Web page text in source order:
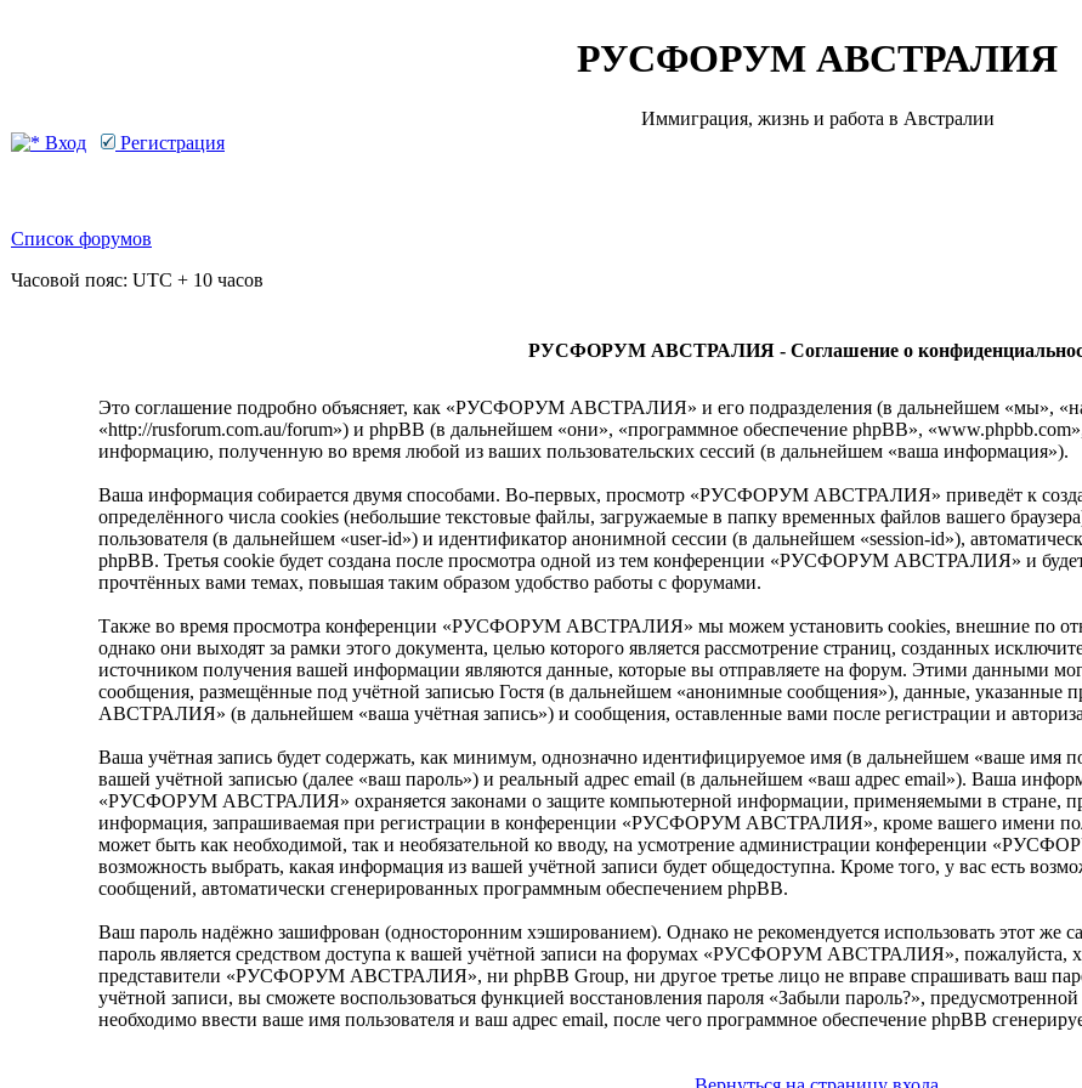
РУСФОРУМ АВСТРАЛИЯ
Иммиграция, жизнь и работа в Австралии
Вход
Регистрация
Список форумов
Часовой пояс: UTC + 10 часов
РУСФОРУМ АВСТРАЛИЯ - Соглашение о
Это соглашение подробно объясняет, как «РУСФОРУМ АВСТРАЛИЯ» и его подразделения (в дальнейшем
«http://rusforum.com.au/forum») и phpBB (в дальнейшем «они», «программное обеспечение phpBB»,
информацию, полученную во время любой из ваших пользовательских сессий (в дальнейшем «ваша информация»).
Ваша информация собирается двумя способами. Во-первых, просмотр «РУСФОРУМ АВСТРАЛИЯ» приведёт к
определённого числа cookies (небольшие текстовые файлы, загружаемые в папку временных файлов вашего
пользователя (в дальнейшем «user-id») и идентификатор анонимной сессии (в дальнейшем «session-id»),
phpBB. Третья cookie будет создана после просмотра одной из тем конференции «РУСФОРУМ АВСТРАЛИЯ» и
прочтённых вами темах, повышая таким образом удобство работы с форумами.
Также во время просмотра конференции «РУСФОРУМ АВСТРАЛИЯ» мы можем установить cookies, внешние по
однако они выходят за рамки этого документа, целью которого является рассмотрение страниц, созданных
источником получения вашей информации являются данные, которые вы отправляете на форум. Этими данными
сообщения, размещённые под учётной записью Гостя (в дальнейшем «анонимные сообщения»), данные,
АВСТРАЛИЯ» (в дальнейшем «ваша учётная запись») и сообщения, оставленные вами после регистрации и
Ваша учётная запись будет содержать, как минимум, однозначно идентифицируемое имя (в дальнейшем «ваше имя
вашей учётной записью (далее «ваш пароль») и реальный адрес email (в дальнейшем «ваш адрес email»). Ваша
«РУСФОРУМ АВСТРАЛИЯ» охраняется законами о защите компьютерной информации, применяемыми в стране,
информация, запрашиваемая при регистрации в конференции «РУСФОРУМ АВСТРАЛИЯ», кроме вашего имени
может быть как необходимой, так и необязательной ко вводу, на усмотрение администрации конференции
возможность выбрать, какая информация из вашей учётной записи будет общедоступна. Кроме того, у вас есть
сообщений, автоматически сгенерированных программным обеспечением phpBB.
Ваш пароль надёжно зашифрован (односторонним хэшированием). Однако не рекомендуется использовать этот же
пароль является средством доступа к вашей учётной записи на форумах «РУСФОРУМ АВСТРАЛИЯ», пожалуйста,
представители «РУСФОРУМ АВСТРАЛИЯ», ни phpBB Group, ни другое третье лицо не вправе спрашивать ваш
учётной записи, вы сможете воспользоваться функцией восстановления пароля «Забыли пароль?»,
необходимо ввести ваше имя пользователя и ваш адрес email, после чего программное обеспечение phpBB